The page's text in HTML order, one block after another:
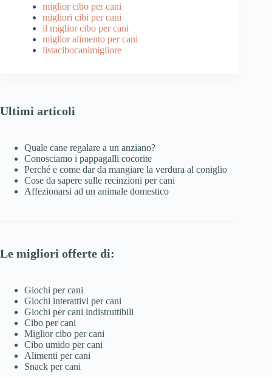
miglior cibo per cani
migliori cibi per cani
il miglior cibo per cani
miglior alimento per cani
listacibocanimigliore
Ultimi articoli
Quale cane regalare a un anziano?
Conosciamo i pappagalli cocorite
Perché e come dar da mangiare la verdura al coniglio
Cose da sapere sulle recinzioni per cani
Affezionarsi ad un animale domestico
Le migliori offerte di:
Giochi per cani
Giochi interattivi per cani
Giochi per cani indistruttibili
Cibo per cani
Miglior cibo per cani
Cibo umido per cani
Alimenti per cani
Snack per cani